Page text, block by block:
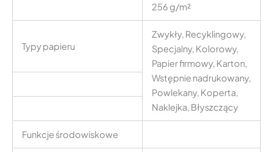
256 g/m²
Typy papieru
Zwykły, Recyklingowy,
Specjalny, Kolorowy,
Papier firmowy, Karton,
Wstępnie nadrukowany,
Powlekany, Koperta,
Naklejka, Błyszczący
Funkcje środowiskowe